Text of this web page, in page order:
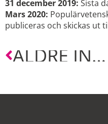
31 december 2019: Sista
Mars 2020:
publiceras och skickas ut
ÄLDRE INLÄGG